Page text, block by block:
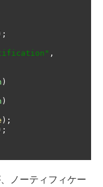
,
)
)
);
ノーティフィケー